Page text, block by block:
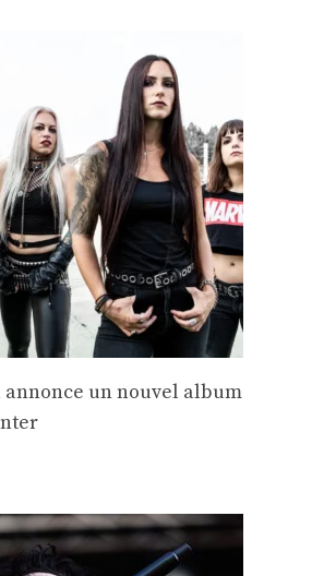
annonce un nouvel album